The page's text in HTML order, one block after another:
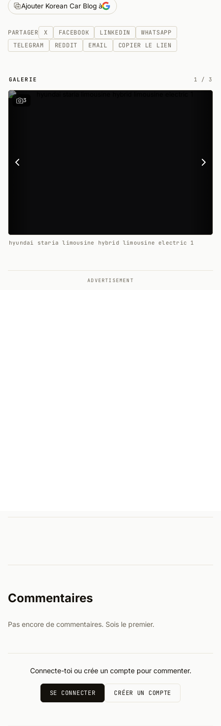
Ajouter Korean Car Blog à
PARTAGER X FACEBOOK LINKEDIN
WHATSAPP
TELEGRAM
REDDIT EMAIL COPIER LE LIEN
GALERIE 1 / 3
3
hyundai staria limousine hybrid limousine electric 1
ADVERTISEMENT
Commentaires
Pas encore de commentaires. Sois le premier.
Connecte-toi ou crée un compte pour commenter.
SE CONNECTER CRÉER UN COMPTE